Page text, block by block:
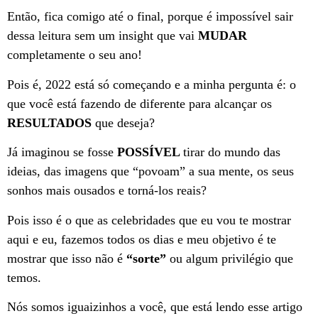
Então, fica comigo até o final, porque é impossível sair
dessa leitura sem um insight que vai MUDAR
completamente o seu ano!
Pois é, 2022 está só começando e a minha pergunta é: o
que você está fazendo de diferente para alcançar os
RESULTADOS que deseja?
Já imaginou se fosse POSSÍVEL tirar do mundo das
ideias, das imagens que “povoam” a sua mente, os seus
sonhos mais ousados e torná-los reais?
Pois isso é o que as celebridades que eu vou te mostrar
aqui e eu, fazemos todos os dias e meu objetivo é te
mostrar que isso não é “sorte” ou algum privilégio que
temos.
Nós somos iguaizinhos a você, que está lendo esse artigo